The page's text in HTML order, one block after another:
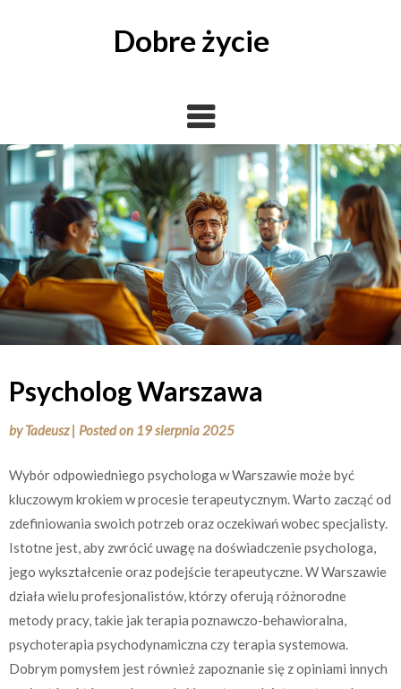
Dobre życie
Psycholog Warszawa
byTadeusz | Posted on 19 sierpnia 2025
Wybór odpowiedniego psychologa w Warszawie może być
kluczowym krokiem w procesie terapeutycznym. Warto zacząć od
zdefiniowania swoich potrzeb oraz oczekiwań wobec specjalisty.
Istotne jest, aby zwrócić uwagę na doświadczenie psychologa,
jego wykształcenie oraz podejście terapeutyczne. W Warszawie
działa wielu profesjonalistów, którzy oferują różnorodne
metody pracy, takie jak terapia poznawczo-behawioralna,
psychoterapia psychodynamiczna czy terapia systemowa.
Dobrym pomysłem jest również zapoznanie się z opiniami innych